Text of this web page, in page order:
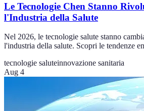
Le Tecnologie Chen Stanno
l'Industria della Salute
Nel 2026, le tecnologie salute stanno
l'industria della salute. Scopri le tendenze
tecnologie saluteinnovazione sanitaria
Aug 4